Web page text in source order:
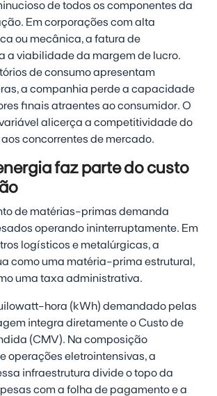
de todos os componentes da
Em corporações com alta
ou mecânica, a fatura de
a viabilidade da margem de lucro.
de consumo apresentam
a companhia perde a capacidade
finais atraentes ao consumidor. O
alicerça a competitividade do
concorrentes de mercado.
faz parte do custo
de matérias-primas demanda
operando ininterruptamente. Em
logísticos e metalúrgicas, a
como uma matéria-prima estrutural,
uma taxa administrativa.
hora (kWh) demandado pelas
integra diretamente o Custo de
(CMV). Na composição
operações eletrointensivas, a
infraestrutura divide o topo da
com a folha de pagamento e a